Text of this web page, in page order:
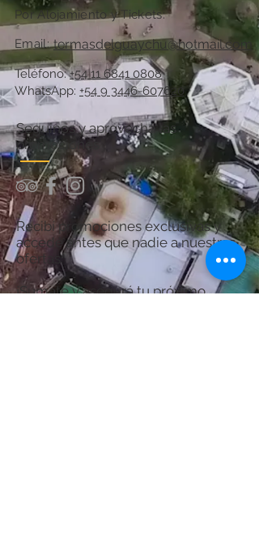
Por Alojamiento y Tickets:
Email:
Teléfono:+54 11 6841 0808
WhatsApp: +54 9 3446-607620
termasdelguaychu@hotmail.com
Seguinos y aprovechá las
promociones
Recibí promociones exclusivas y
accedé antes que nadie a nuestras
ofertas.
¡Sumate y asegurá tu próximo